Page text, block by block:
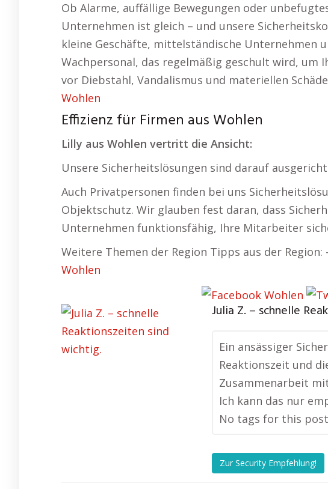
Ob Alarme, auffällige Bewegungen oder
Unternehmen ist gleich – und unsere
kleine Geschäfte, mittelständische Unternehmen
Wachpersonal, das regelmäßig geschult wird, um
vor Diebstahl, Vandalismus und materiellen
Wohlen
Effizienz für Firmen aus Wohlen
Lilly aus Wohlen vertritt die Ansicht:
Unsere Sicherheitslösungen sind darauf
Auch Privatpersonen finden bei uns
Objektschutz. Wir glauben fest daran, dass
Unternehmen funktionsfähig, Ihre Mitarbeiter
Weitere Themen der Region Tipps aus der Region:
Wohlen
Julia Z. – schnelle
Ein ansässiger
Reaktionszeit und
Zusammenarbeit
Ich kann das nur
No tags for this
Zur Security Empfehlung!